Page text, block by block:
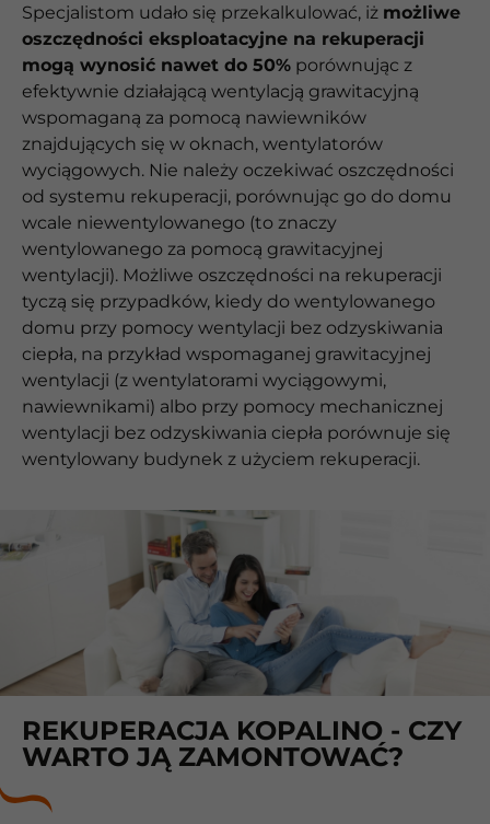
Specjalistom udało się przekalkulować, iż możliwe
oszczędności eksploatacyjne na rekuperacji
mogą wynosić nawet do 50% porównując z
efektywnie działającą wentylacją grawitacyjną
wspomaganą za pomocą nawiewników
znajdujących się w oknach, wentylatorów
wyciągowych. Nie należy oczekiwać oszczędności
od systemu rekuperacji, porównując go do domu
wcale niewentylowanego (to znaczy
wentylowanego za pomocą grawitacyjnej
wentylacji). Możliwe oszczędności na rekuperacji
tyczą się przypadków, kiedy do wentylowanego
domu przy pomocy wentylacji bez odzyskiwania
ciepła, na przykład wspomaganej grawitacyjnej
wentylacji (z wentylatorami wyciągowymi,
nawiewnikami) albo przy pomocy mechanicznej
wentylacji bez odzyskiwania ciepła porównuje się
wentylowany budynek z użyciem rekuperacji.
REKUPERACJA KOPALINO - CZY
WARTO JĄ ZAMONTOWAĆ?